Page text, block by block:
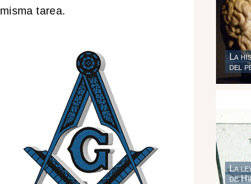
misma tarea.
La
del
La
de